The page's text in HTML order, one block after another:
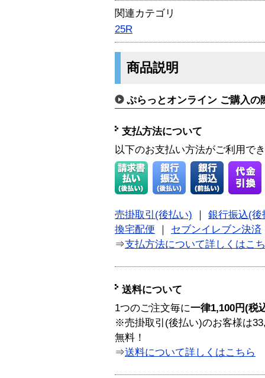
関連カテゴリ
25R
商品説明
ぷらっとオンライン ご購入の
支払方法について
以下のお支払い方法がご利用で
売掛取引(後払い)
銀行振込(後
換宅配便
セブンイレブン決済
⇒支払方法について詳しくはこ
送料について
1つのご注文毎に一律1,100円(税
※売掛取引(後払い)のお客様は
無料！
⇒送料について詳しくはこちら